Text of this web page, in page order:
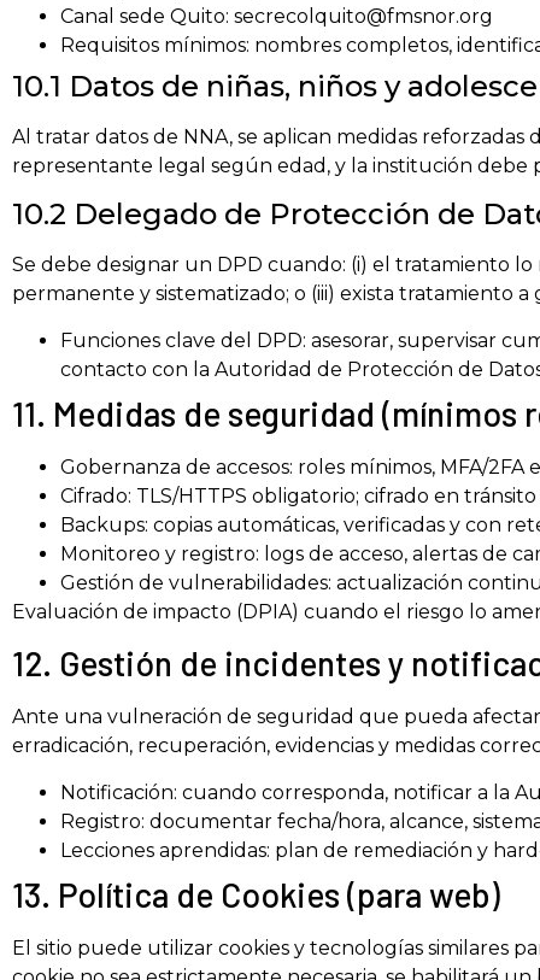
Canal sede Quito: secrecolquito@fmsnor.org
Requisitos mínimos: nombres completos,
10.1 Datos de niñas, niños y
Al tratar datos de NNA, se aplican medidas
representante legal según edad, y la institución
10.2 Delegado de Protección de
Se debe designar un DPD cuando: (i) el tratamiento
permanente y sistematizado; o (iii) exista tratamiento
Funciones clave del DPD: asesorar, supervisar
contacto con la Autoridad de Protección de
11. Medidas de seguridad (mínimos
Gobernanza de accesos: roles mínimos, MFA/
Cifrado: TLS/HTTPS obligatorio; cifrado en
Backups: copias automáticas, verificadas y con
Monitoreo y registro: logs de acceso, alertas de
Gestión de vulnerabilidades: actualización
Evaluación de impacto (DPIA) cuando el riesgo lo
12. Gestión de incidentes y
Ante una vulneración de seguridad que pueda
erradicación, recuperación, evidencias y medidas
Notificación: cuando corresponda, notificar a la
Registro: documentar fecha/hora, alcance,
Lecciones aprendidas: plan de remediación y
13. Política de Cookies (para web)
El sitio puede utilizar cookies y tecnologías similares